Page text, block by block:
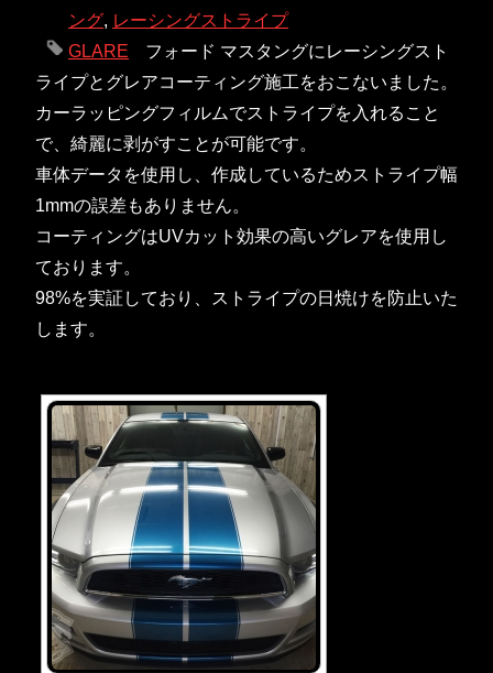
ング, レーシングストライプ
GLARE
フォード マスタングにレーシングスト
ライプとグレアコーティング施工をおこないました。
カーラッピングフィルムでストライプを入れること
で、綺麗に剥がすことが可能です。
車体データを使用し、作成しているためストライプ幅
1mmの誤差もありません。
コーティングはUVカット効果の高いグレアを使用し
ております。
98%を実証しており、ストライプの日焼けを防止いた
します。